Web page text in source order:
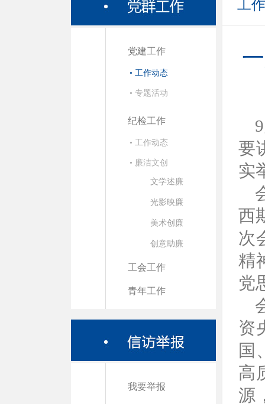
党建工作
• 工作动态
• 专题活动
纪检工作
• 工作动态
• 廉洁文创
文学述廉
光影映廉
美术创廉
创意助廉
工会工作
青年工作
我要举报
工
要
实
西
次
精
党
资
国
高
源